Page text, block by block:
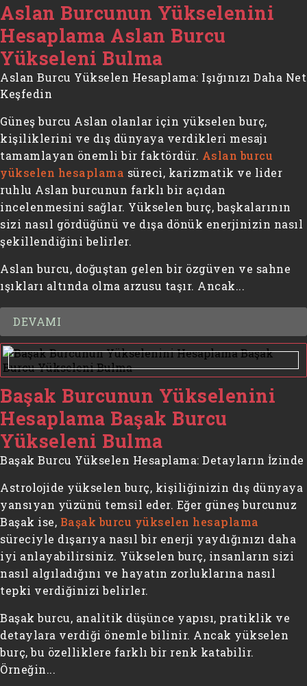
Aslan Burcunun Yükselenini
Hesaplama Aslan Burcu
Yükseleni Bulma
Aslan Burcu Yükselen Hesaplama: Işığınızı Daha Net
Keşfedin
Güneş burcu Aslan olanlar için yükselen burç,
kişiliklerini ve dış dünyaya verdikleri mesajı
tamamlayan önemli bir faktördür. Aslan burcu
yükselen hesaplama süreci, karizmatik ve lider
ruhlu Aslan burcunun farklı bir açıdan
incelenmesini sağlar. Yükselen burç, başkalarının
sizi nasıl gördüğünü ve dışa dönük enerjinizin nasıl
şekillendiğini belirler.
Aslan burcu, doğuştan gelen bir özgüven ve sahne
ışıkları altında olma arzusu taşır. Ancak...
DEVAMI
Başak Burcunun Yükselenini
Hesaplama Başak Burcu
Yükseleni Bulma
Başak Burcu Yükselen Hesaplama: Detayların İzinde
Astrolojide yükselen burç, kişiliğinizin dış dünyaya
yansıyan yüzünü temsil eder. Eğer güneş burcunuz
Başak ise, Başak burcu yükselen hesaplama
süreciyle dışarıya nasıl bir enerji yaydığınızı daha
iyi anlayabilirsiniz. Yükselen burç, insanların sizi
nasıl algıladığını ve hayatın zorluklarına nasıl
tepki verdiğinizi belirler.
Başak burcu, analitik düşünce yapısı, pratiklik ve
detaylara verdiği önemle bilinir. Ancak yükselen
burç, bu özelliklere farklı bir renk katabilir.
Örneğin...